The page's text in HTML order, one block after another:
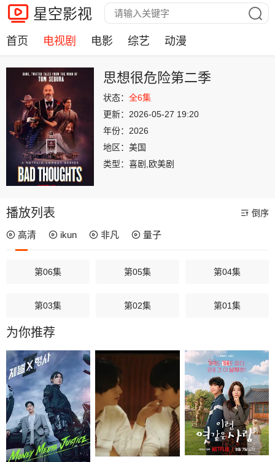
星空影视
首页 电视剧 电影 综艺 动漫
思想很危险第二季
状态： 全6集
更新： 2026-05-27 19:20
年份： 2026
地区： 美国
类型： 喜剧,欧美剧
播放列表 倒序
高清 ikun 非凡 量子
第06集 第05集 第04集
第03集 第02集 第01集
为你推荐